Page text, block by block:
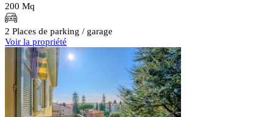
200 Mq
2 Places de parking / garage
Voir la propriété